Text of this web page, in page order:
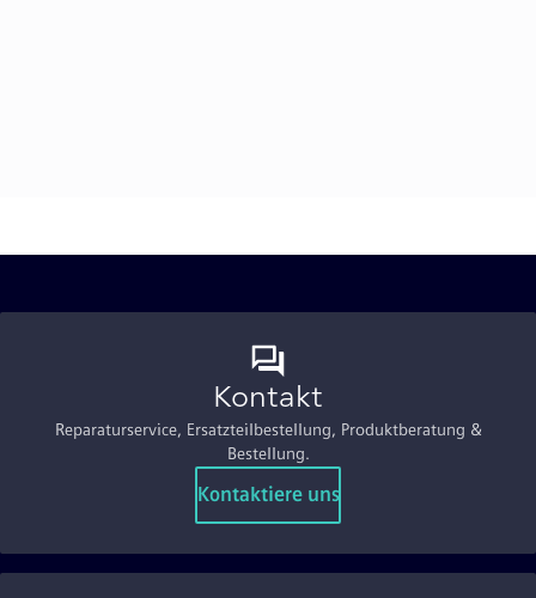
Kontakt
Reparaturservice, Ersatzteilbestellung, Produktberatung &
Bestellung.
Kontaktiere uns